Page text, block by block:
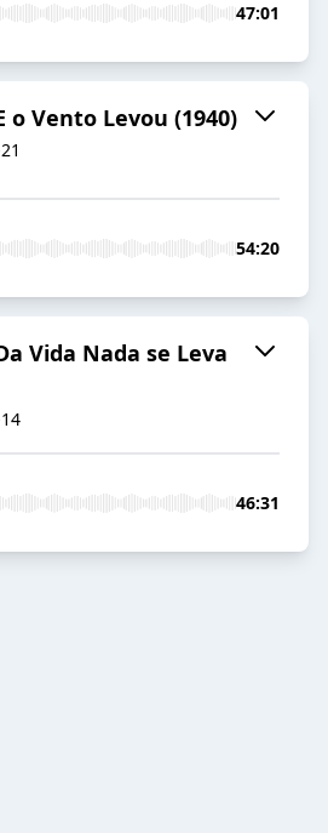
47:01
o Vento Levou (1940)
54:20
Vida Nada se Leva
46:31